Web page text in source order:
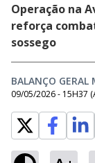
Operação na
reforça
sossego
BALANÇO GERAL
09/05/2026 - 15H37